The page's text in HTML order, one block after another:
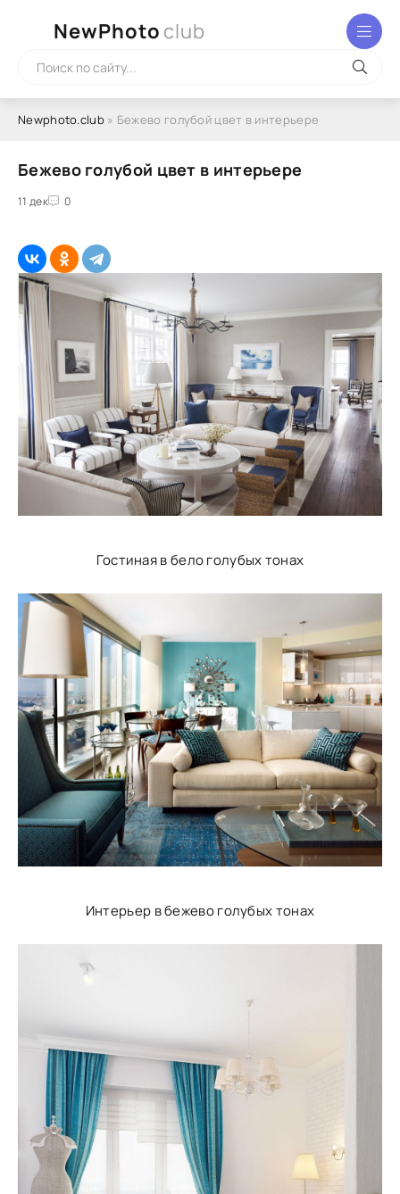
NewPhoto club
Newphoto.club» Бежево голубой цвет в интерьере
Бежево голубой цвет в интерьере
11 дек 0
Гостиная в бело голубых тонах
Интерьер в бежево голубых тонах